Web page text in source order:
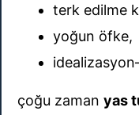
terk edilme
yoğun öfke,
çoğu zaman yas